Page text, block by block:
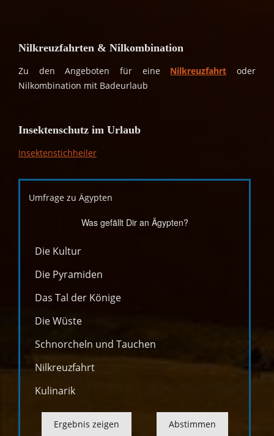
Nilkreuzfahrten & Nilkombination
Zu den Angeboten für eine Nilkreuzfahrt oder
Nilkombination mit Badeurlaub
Insektenschutz im Urlaub
Insektenstichheiler
Umfrage zu Ägypten
Was gefällt Dir an Ägypten?
Die Kultur
Die Pyramiden
Das Tal der Könige
Die Wüste
Schnorcheln und Tauchen
Nilkreuzfahrt
Kulinarik